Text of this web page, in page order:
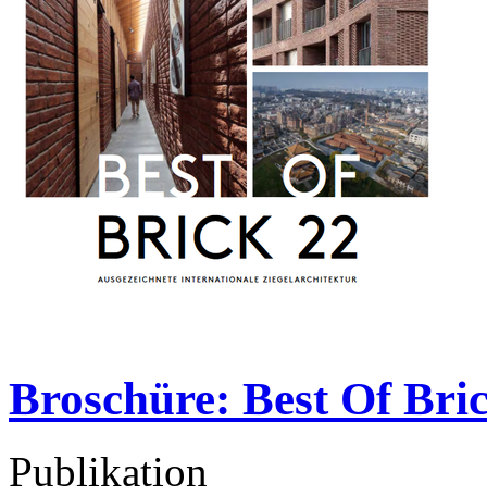
Broschüre: Best Of
Publikation